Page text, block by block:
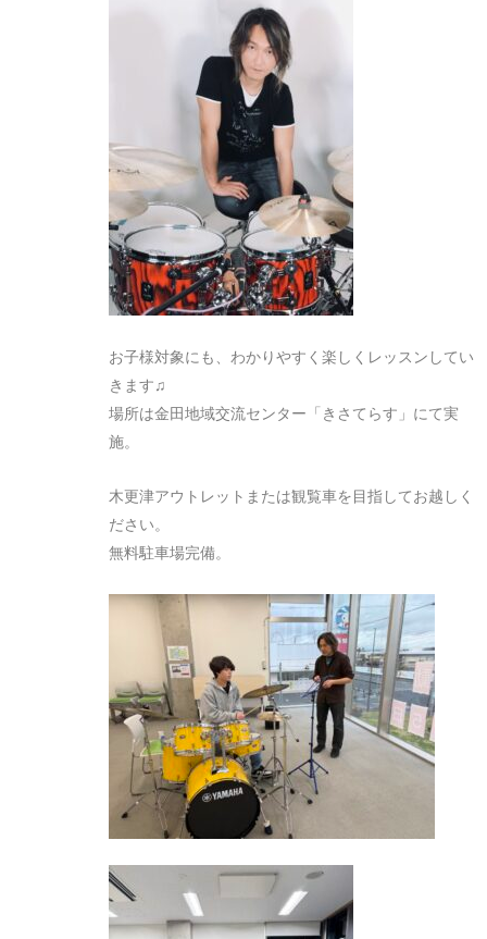
お子様対象にも、わかりやすく楽しくレッスンしてい
きます♫
場所は金田地域交流センター「きさてらす」にて実
施。
木更津アウトレットまたは観覧車を目指してお越しく
ださい。
無料駐車場完備。